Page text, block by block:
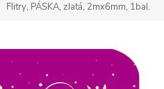
Flitry, PÁSKA, zlatá, 2mx6mm, 1bal.